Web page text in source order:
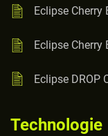
Eclipse Cherry
Eclipse
Eclipse DROP
Technologie